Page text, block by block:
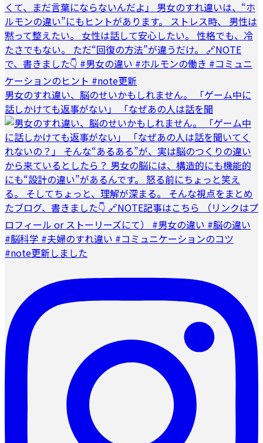
男女のすれ違い、脳のせいかもしれません。 「ゲーム中に
話しかけても返事がない」 「なぜあの人は話を聞